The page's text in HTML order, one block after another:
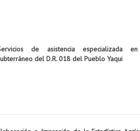
de asistencia especializada
del D.R. 018 del Pueblo Yaqui